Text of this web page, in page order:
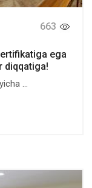
663
ega
diqqatiga!
...